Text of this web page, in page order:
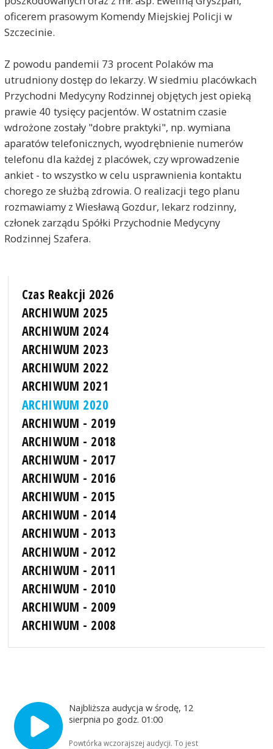
oficerem prasowym Komendy Miejskiej Policji w
Szczecinie.
Z powodu pandemii 73 procent Polaków ma
utrudniony dostęp do lekarzy. W siedmiu placówkach
Przychodni Medycyny Rodzinnej objętych jest opieką
prawie 40 tysięcy pacjentów. W ostatnim czasie
wdrożone zostały "dobre praktyki", np. wymiana
aparatów telefonicznych, wyodrębnienie numerów
telefonu dla każdej z placówek, czy wprowadzenie
ankiet - to wszystko w celu usprawnienia kontaktu
chorego ze służbą zdrowia. O realizacji tego planu
rozmawiamy z Wiesławą Gozdur, lekarz rodzinny,
członek zarządu Spółki Przychodnie Medycyny
Rodzinnej Szafera.
Czas Reakcji 2026
ARCHIWUM 2025
ARCHIWUM 2024
ARCHIWUM 2023
ARCHIWUM 2022
ARCHIWUM 2021
ARCHIWUM 2020
ARCHIWUM - 2019
ARCHIWUM - 2018
ARCHIWUM - 2017
ARCHIWUM - 2016
ARCHIWUM - 2015
ARCHIWUM - 2014
ARCHIWUM - 2013
ARCHIWUM - 2012
ARCHIWUM - 2011
ARCHIWUM - 2010
ARCHIWUM - 2009
ARCHIWUM - 2008
Najbliższa audycja w środę, 12
sierpnia po godz. 01:00
Powtórka wczorajszej audycji. To jest